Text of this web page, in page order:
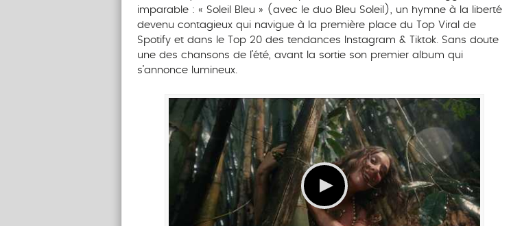
imparable : « Soleil Bleu » (avec le duo Bleu Soleil), un hymne à la liberté
devenu contagieux qui navigue à la première place du Top Viral de
Spotify et dans le Top 20 des tendances Instagram & Tiktok. Sans doute
une des chansons de l’été, avant la sortie son premier album qui
s’annonce lumineux.